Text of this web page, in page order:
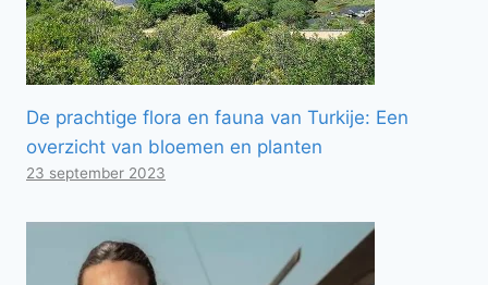
De prachtige flora en fauna van Turkije: Een
overzicht van bloemen en planten
23 september 2023